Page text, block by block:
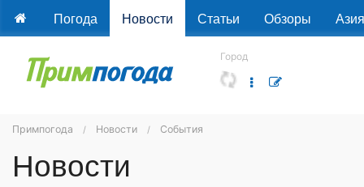
Погода Новости Статьи Обзоры Азия
Город
Примпогода Новости События
Новости